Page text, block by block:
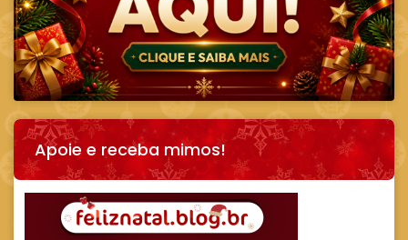
Apoie e receba mimos!